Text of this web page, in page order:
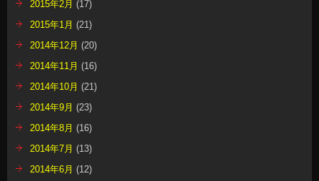
2015年2月 (17)
2015年1月 (21)
2014年12月 (20)
2014年11月 (16)
2014年10月 (21)
2014年9月 (23)
2014年8月 (16)
2014年7月 (13)
2014年6月 (12)